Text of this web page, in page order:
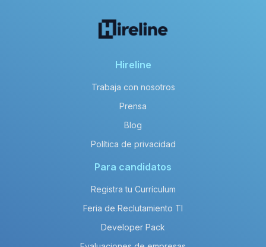
Hireline
Trabaja con nosotros
Prensa
Blog
Política de privacidad
Para candidatos
Registra tu Currículum
Feria de Reclutamiento TI
Developer Pack